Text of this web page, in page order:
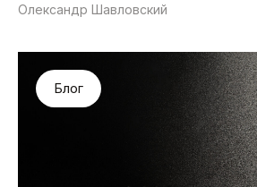
Олександр Шавловский
Блог